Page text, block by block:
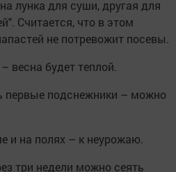
лунка для суши, другая для
Считается, что в этом
не потревожит посевы.
весна будет теплой.
первые подснежники – можно
и на полях – к неурожаю.
три недели можно сеять